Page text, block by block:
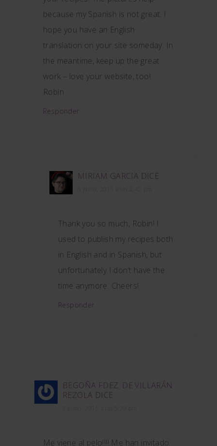
because my Spanish is not great. I
hope you have an English
translation on your site someday. In
the meantime, keep up the great
work – love your website, too!
Robin
Responder
MIRIAM GARCIA DICE
Thank you so much, Robin! I
used to publish my recipes both
in English and in Spanish, but
unfortunately I don’t have the
time anymore. Cheers!
Responder
BEGOÑA FDEZ. DE VILLARÁN
REZOLA DICE
Me viene al pelo!!!! Me han invitado